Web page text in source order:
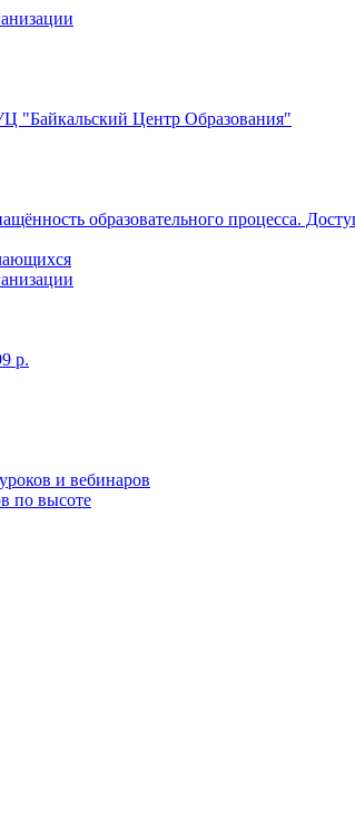
"Байкальский Центр Образования"
образовательного процесса.
р.
и вебинаров
по высоте